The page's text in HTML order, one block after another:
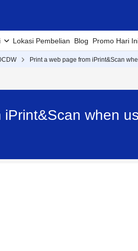
Lokasi Pembelian Blog Promo Hari
Print a web page from iPrint&Scan
iPrint&Scan when